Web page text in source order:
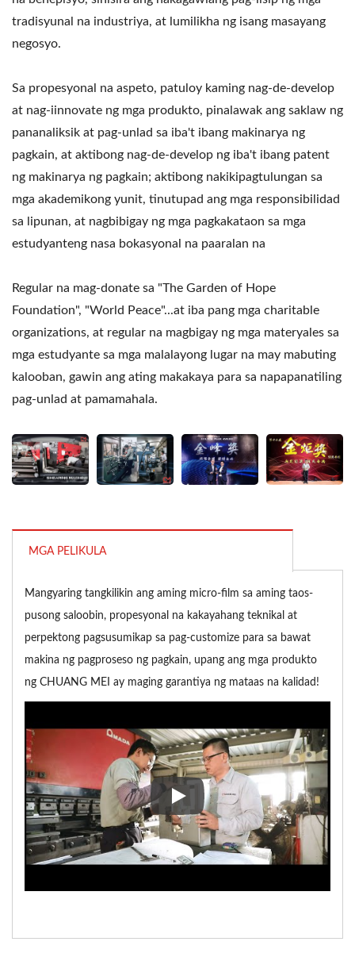
tradisyunal na industriya, at lumilikha ng isang masayang
negosyo.
Sa propesyonal na aspeto, patuloy kaming nag-de-develop
at nag-iinnovate ng mga produkto, pinalawak ang saklaw ng
pananaliksik at pag-unlad sa iba't ibang makinarya ng
pagkain, at aktibong nag-de-develop ng iba't ibang patent
ng makinarya ng pagkain; aktibong nakikipagtulungan sa
mga akademikong yunit, tinutupad ang mga responsibilidad
sa lipunan, at nagbibigay ng mga pagkakataon sa mga
estudyanteng nasa bokasyonal na paaralan na
Regular na mag-donate sa "The Garden of Hope
Foundation", "World Peace"...at iba pang mga charitable
organizations, at regular na magbigay ng mga materyales sa
mga estudyante sa mga malalayong lugar na may mabuting
kalooban, gawin ang ating makakaya para sa napapanatiling
pag-unlad at pamamahala.
MGA PELIKULA
Mangyaring tangkilikin ang aming micro-film sa aming taos-
pusong saloobin, propesyonal na kakayahang teknikal at
perpektong pagsusumikap sa pag-customize para sa bawat
makina ng pagproseso ng pagkain, upang ang mga produkto
ng CHUANG MEI ay maging garantiya ng mataas na kalidad!
Mangyaring tangkilikin ang